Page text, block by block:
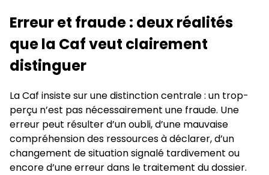
Erreur et fraude : deux réalités
que la Caf veut clairement
distinguer
La Caf insiste sur une distinction centrale : un trop-
perçu n’est pas nécessairement une fraude. Une
erreur peut résulter d’un oubli, d’une mauvaise
compréhension des ressources à déclarer, d’un
changement de situation signalé tardivement ou
encore d’une erreur dans le traitement du dossier.